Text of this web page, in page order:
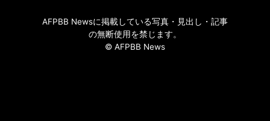
AFPBB Newsに掲載している写真・見出し・記事
の無断使用を禁じます。
© AFPBB News